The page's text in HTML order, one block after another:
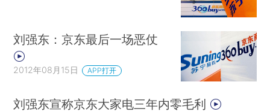
刘强东：京东最后一场恶仗
2012年08月15日 APP打开
刘强东宣称京东大家电三年内零毛利